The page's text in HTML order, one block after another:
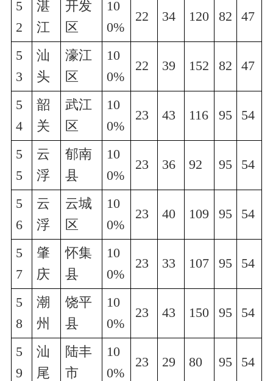
5
2
湛
江
开发
区
10
0%
22 34 120 82 47
5
3
汕
头
濠江
区
10
0%
22 39 152 82 47
5
4
韶
关
武江
区
10
0%
23 43 116 95 54
5
5
云
浮
郁南
县
10
0%
23 36 92 95 54
5
6
云
浮
云城
区
10
0%
23 40 109 95 54
5
7
肇
庆
怀集
县
10
0%
23 33 107 95 54
5
8
潮
州
饶平
县
10
0%
23 43 150 95 54
5
9
汕
尾
陆丰
市
10
0%
23 29 80 95 54